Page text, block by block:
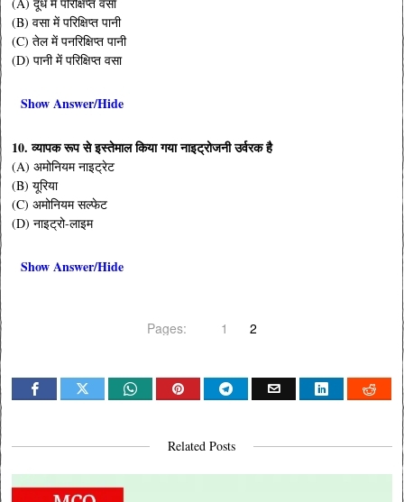
(B) वसा में परिक्षिप्त पानी
(C) तेल में पनरिक्षिप्त पानी
(D) पानी में परिक्षिप्त वसा
Show Answer/Hide
10. व्यापक रूप से इस्तेमाल किया गया नाइट्रोजनी उर्वरक है
(A) अमोनियम नाइट्रेट
(B) यूरिया
(C) अमोनियम सल्फेट
(D) नाइट्रो-लाइम
Show Answer/Hide
Pages: 1 2
Related Posts